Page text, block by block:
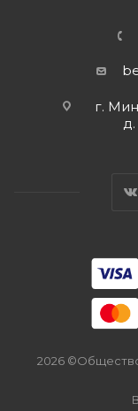
г.
д.
2026